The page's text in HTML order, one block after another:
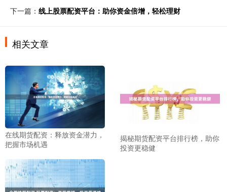
下一篇： 线上股票配资平台：助你资金倍增，轻松理财
相关文章
在线期货配资：释放资金潜力，
把握市场机遇
揭秘期货配资平台排行榜，助你
投资更稳健